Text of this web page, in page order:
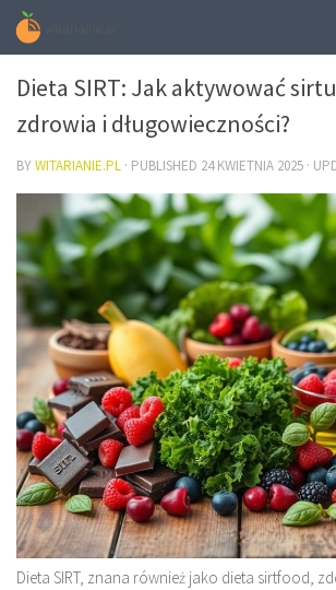
DIETA
Dieta SIRT: Jak aktywować
zdrowia i długowieczności?
BYWITARIANIE.PL · PUBLISHED 24 KWIETNIA 2025 ·
Dieta SIRT, znana również jako dieta sirtfood,